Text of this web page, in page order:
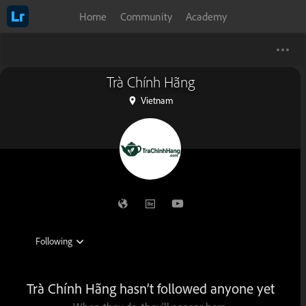
Home Community Academy
Trà Chính Hãng
Vietnam
Trà Chính Hãng hasn’t followed anyone yet